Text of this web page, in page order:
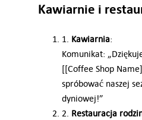
Kawiarnie i
1. Kawiarnia:
Komunikat:
[[Coffee Shop
spróbować naszej
dyniowej!”
2. Restauracja